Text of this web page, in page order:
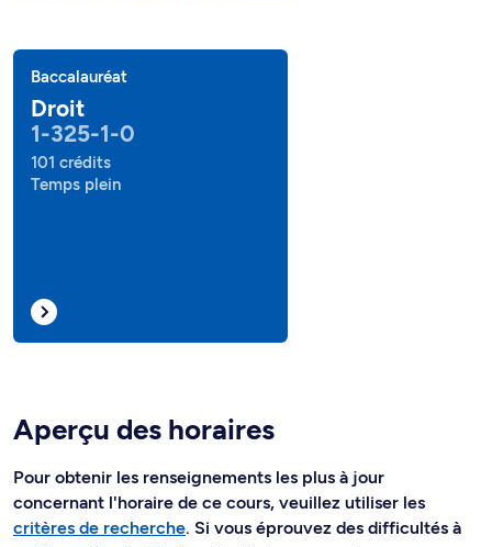
Baccalauréat
Droit
1-325-1-0
101 crédits
Temps plein
Aperçu des horaires
Pour obtenir les renseignements les plus à jour
concernant l'horaire de ce cours, veuillez utiliser les
critères de recherche. Si vous éprouvez des difficultés à